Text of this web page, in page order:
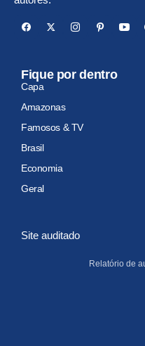
Fique por dentro
Capa
Amazonas
Famosos & TV
Brasil
Economia
Geral
Site auditado
Relatório de